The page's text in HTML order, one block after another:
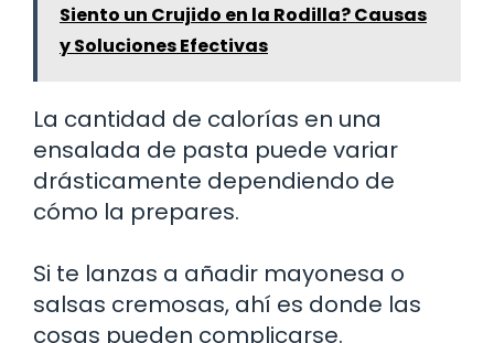
Siento un Crujido en la Rodilla? Causas
y Soluciones Efectivas
La cantidad de calorías en una
ensalada de pasta puede variar
drásticamente dependiendo de
cómo la prepares.
Si te lanzas a añadir mayonesa o
salsas cremosas, ahí es donde las
cosas pueden complicarse.